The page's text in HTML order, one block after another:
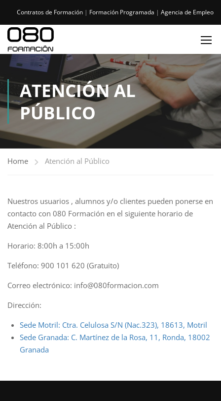
Contratos de Formación | Formación Programada | Agencia de Empleo
ATENCIÓN AL
PÚBLICO
Home Atención al Público
Nuestros usuarios , alumnos y/o clientes pueden ponerse en
contacto con 080 Formación en el siguiente horario de
Atención al Público :
Horario: 8:00h a 15:00h
Teléfono: 900 101 620 (Gratuito)
Correo electrónico: info@080formacion.com
Dirección:
Sede Motril: Ctra. Celulosa S/N (Nac.323), 18613, Motril
Sede Granada: C. Martínez de la Rosa, 11, Ronda, 18002
Granada